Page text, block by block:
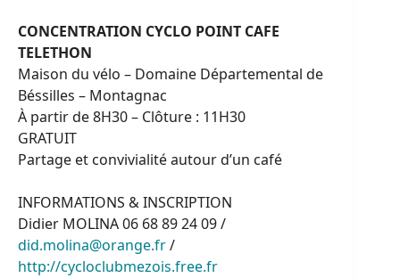
CONCENTRATION CYCLO POINT CAFE
TELETHON
Maison du vélo – Domaine Départemental de
Béssilles – Montagnac
À partir de 8H30 – Clôture : 11H30
GRATUIT
Partage et convivialité autour d’un café
INFORMATIONS & INSCRIPTION
Didier MOLINA 06 68 89 24 09 /
did.molina@orange.fr/
http://cycloclubmezois.free.fr